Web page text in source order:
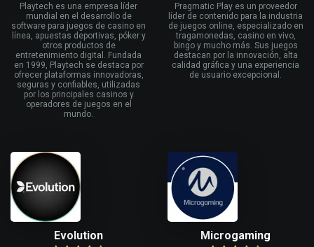
Playtech es una empresa líder
mundial en el desarrollo de
software para juegos de casino en
línea, apuestas deportivas, póker y
otros productos de
entretenimiento digital. Fundada
en 1999, Playtech se destaca por
ofrecer plataformas innovadoras,
seguras y confiables, utilizadas
por los principales casinos y
operadores de juegos en el
mundo.
Pragmatic Play es un proveedor
líder de contenido para la industria
de juegos online, especializado en
tragamonedas, casino en vivo,
bingo y mucho más. Sus juegos
destacan por la innovación, alta
calidad gráfica y una experiencia
de usuario excepcional.
Evolution Microgaming